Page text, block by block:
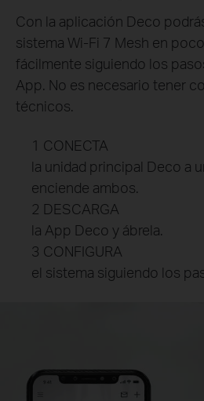
Con la aplicación Deco
sistema Wi-Fi 7 Mesh en
fácilmente siguiendo los
App. No es necesario tener
técnicos.
1 CONECTA
la unidad principal Deco a
enciende ambos.
2 DESCARGA
la App Deco y ábrela.
3 CONFIGURA
el sistema siguiendo los